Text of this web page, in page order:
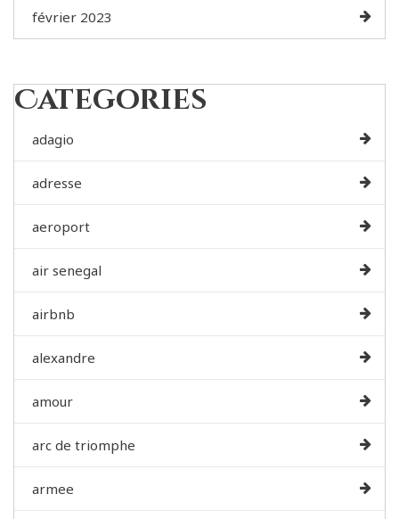
février 2023
Categories
adagio
adresse
aeroport
air senegal
airbnb
alexandre
amour
arc de triomphe
armee